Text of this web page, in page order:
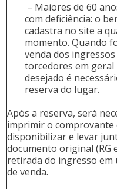
– Maiores de 60
com deficiência: o
cadastra no site a
momento. Quando
venda dos ingressos
torcedores em
desejado é
reserva do lugar.
Após a reserva, será
imprimir o comprovante
disponibilizar e levar
documento original (RG
retirada do ingresso em
de venda.